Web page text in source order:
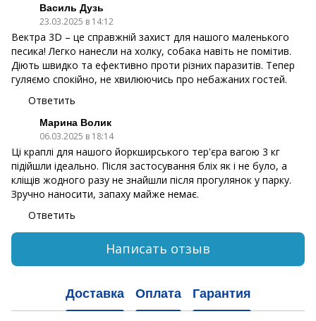
Василь Дузь
23.03.2025 в 14:12
Вектра 3D – це справжній захист для нашого маленького
песика! Легко нанесли на холку, собака навіть не помітив.
Діють швидко та ефективно проти різних паразитів. Тепер
гуляємо спокійно, не хвилюючись про небажаних гостей.
Ответить
Марина Волик
06.03.2025 в 18:14
Ці краплі для нашого йоркширського тер'єра вагою 3 кг
підійшли ідеально. Після застосування бліх як і не було, а
кліщів жодного разу не знайшли після прогулянок у парку.
Зручно наносити, запаху майже немає.
Ответить
Написать отзыв
Доставка Оплата Гарантия